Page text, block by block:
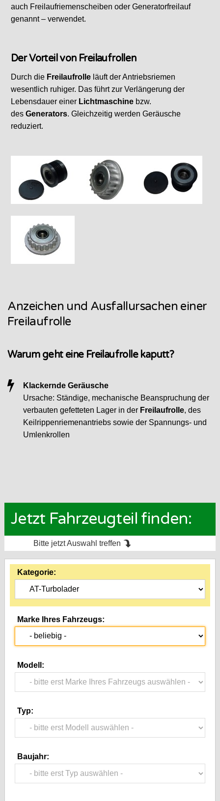
auch Freilaufriemenscheiben oder Generatorfreilauf
genannt – verwendet.
Der Vorteil von Freilaufrollen
Durch die Freilaufrolleläuft der Antriebsriemen
wesentlich ruhiger. Das führt zur Verlängerung der
Lebensdauer einer Lichtmaschinebzw.
des Generators. Gleichzeitig werden Geräusche
reduziert.
Anzeichen und Ausfallursachen einer
Freilaufrolle
Warum geht eine Freilaufrolle kaputt?
Klackernde Geräusche
Ursache: Ständige, mechanische Beanspruchung der
verbauten gefetteten Lager in der Freilaufrolle, des
Keilrippenriemenantriebs sowie der Spannungs- und
Umlenkrollen
Jetzt Fahrzeugteil finden:
Bitte jetzt Auswahl treffen
Kategorie:
Marke Ihres Fahrzeugs:
Modell:
Typ:
Baujahr: